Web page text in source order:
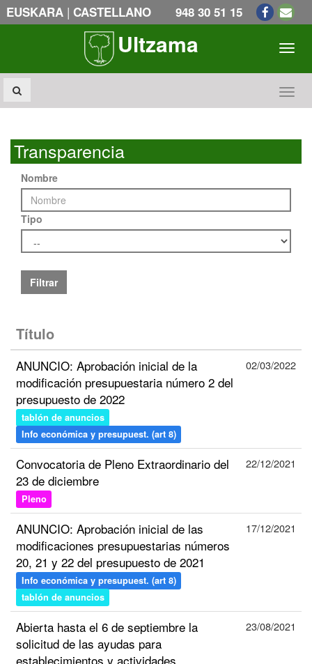
EUSKARA | CASTELLANO 948 30 51 15
Ultzama
Transparencia
Nombre
Tipo
Filtrar
Título
ANUNCIO: Aprobación inicial de la
modificación presupuestaria número 2 del
presupuesto de 2022
tablón de anuncios
Info económica y presupuest. (art 8)
02/03/2022
Convocatoria de Pleno Extraordinario del
23 de diciembre
Pleno
22/12/2021
ANUNCIO: Aprobación inicial de las
modificaciones presupuestarias números
20, 21 y 22 del presupuesto de 2021
Info económica y presupuest. (art 8)
tablón de anuncios
17/12/2021
Abierta hasta el 6 de septiembre la
solicitud de las ayudas para
establecimientos y actividades
23/08/2021